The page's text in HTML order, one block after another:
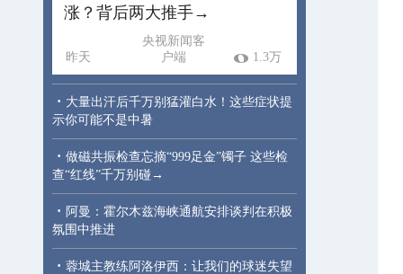
涨？背后两大推手→
昨天
央视新闻客
户端
1.3万
· 大量出汗后千万别猛灌白水！这些症状提
示你可能不是中暑
· 做磁共振检查忘摘“999足金”镯子 这些检
查“红线”千万别碰→
· 阿曼：霍尔木兹海峡通航安排谈判在积极
氛围中推进
· 蓉城主教练阿洛伊西：让我们的球迷失望